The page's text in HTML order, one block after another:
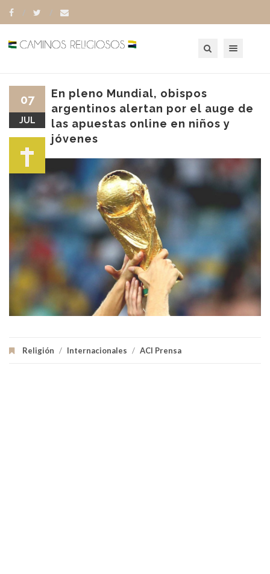
En pleno Mundial, obispos
argentinos alertan por el auge de
las apuestas online en niños y
jóvenes
Religión / Internacionales / ACI Prensa
07
JUL